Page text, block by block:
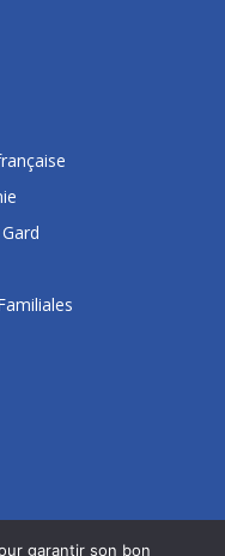
garantir son bon